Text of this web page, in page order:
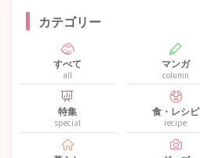
カテゴリー
すべて
all
マンガ
column
特集
special
食・レシピ
recipe